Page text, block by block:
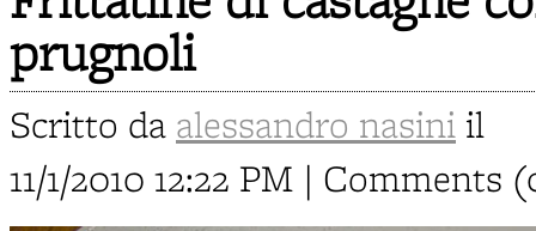
prugnoli
Scritto da alessandro nasini il
11/1/2010 12:22 PM | Comments